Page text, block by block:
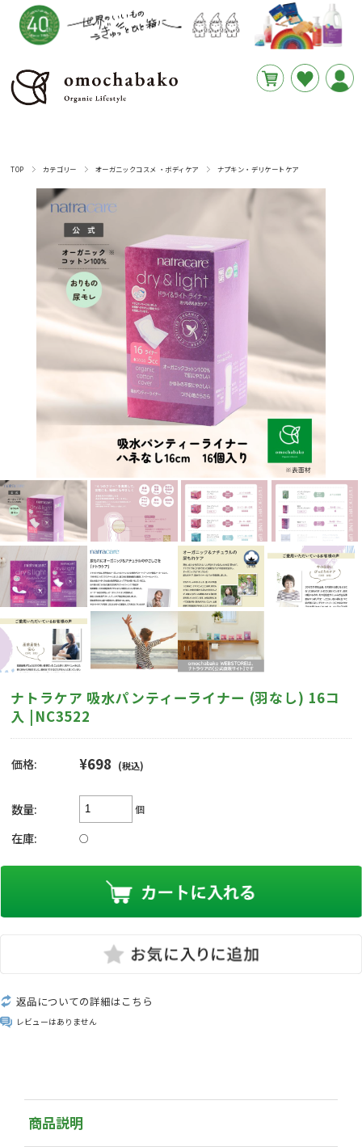
TOP カテゴリー オーガニックコスメ ・ボディケア ナプキン・デリケートケア
ナトラケア 吸水パンティーライナー (羽なし) 16コ
入 |NC3522
価格: ¥698 (税込)
数量: 個
在庫: ○
返品についての詳細はこちら
レビューはありません
商品説明